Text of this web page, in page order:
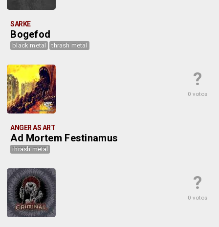
SARKE
Bogefod
black metal thrash metal
?
0 votos
ANGER AS ART
Ad Mortem Festinamus
thrash metal
?
0 votos